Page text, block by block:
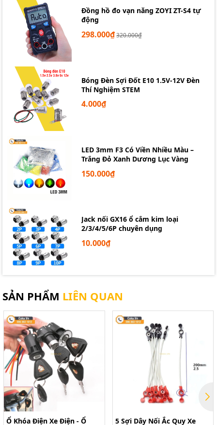
Đồng hồ đo vạn năng ZOYI ZT-S4 tự
động
298.000₫320.000₫
Bóng Đèn Sợi Đốt E10 1.5V-12V Đèn
Thí Nghiệm STEM
4.000₫
LED 3mm F3 Có Viền Nhiều Màu –
Trắng Đỏ Xanh Dương Lục Vàng
150.000₫
Jack nối GX16 ổ cắm kim loại
2/3/4/5/6P chuyên dụng
10.000₫
SẢN PHẨM LIÊN QUAN
Ổ Khóa Điện Xe Điện - Ổ
5 Sợi Dây Nối Ắc Quy Xe